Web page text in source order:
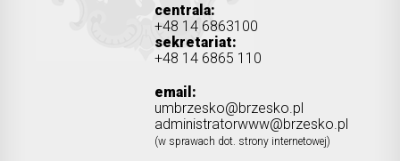
centrala:
+48 14 6863100
sekretariat:
+48 14 6865 110
email:
umbrzesko@brzesko.pl
administratorwww@brzesko.pl
(w sprawach dot. strony internetowej)